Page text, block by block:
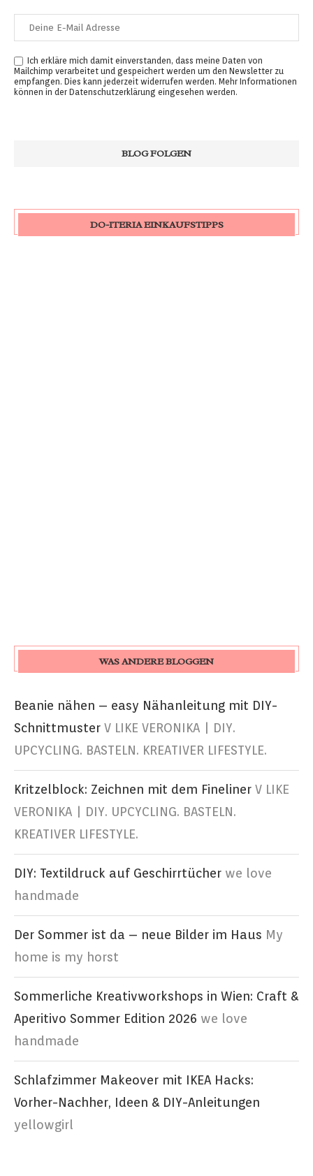
Ich erkläre mich damit einverstanden, dass meine Daten von
Mailchimp verarbeitet und gespeichert werden um den Newsletter zu
empfangen. Dies kann jederzeit widerrufen werden. Mehr Informationen
können in der Datenschutzerklärung eingesehen werden.
DO-ITERIA EINKAUFSTIPPS
WAS ANDERE BLOGGEN
Beanie nähen – easy Nähanleitung mit DIY-
Schnittmuster V LIKE VERONIKA | DIY.
UPCYCLING. BASTELN. KREATIVER LIFESTYLE.
Kritzelblock: Zeichnen mit dem Fineliner V LIKE
VERONIKA | DIY. UPCYCLING. BASTELN.
KREATIVER LIFESTYLE.
DIY: Textildruck auf Geschirrtücher we love
handmade
Der Sommer ist da – neue Bilder im Haus My
home is my horst
Sommerliche Kreativworkshops in Wien: Craft &
Aperitivo Sommer Edition 2026 we love
handmade
Schlafzimmer Makeover mit IKEA Hacks:
Vorher-Nachher, Ideen & DIY-Anleitungen
yellowgirl